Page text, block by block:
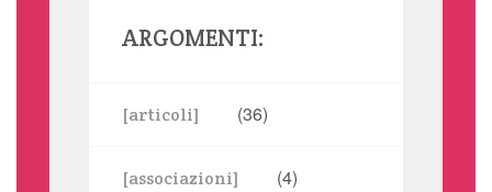
ARGOMENTI:
[articoli] (36)
[associazioni] (4)